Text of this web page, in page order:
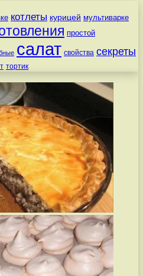
котлеты курицей мультиварке
простой
салат свойства секреты
тортик